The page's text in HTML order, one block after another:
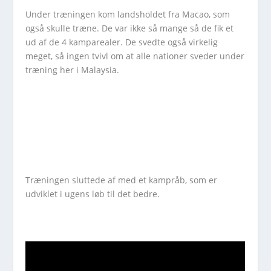
Under træningen kom landsholdet fra Macao, som
også skulle træne. De var ikke så mange så de fik et
ud af de 4 kamparealer. De svedte også virkelig
meget, så ingen tvivl om at alle nationer sveder under
træning her i Malaysia.
Træningen sluttede af med et kampråb, som er
udviklet i ugens løb til det bedre.